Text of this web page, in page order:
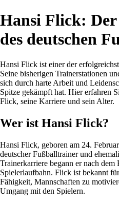
Hansi Flick:
des deutschen
Hansi Flick ist einer der
Seine bisherigen Trainerstationen
sich durch harte Arbeit und
Spitze gekämpft hat. Hier erfahren
Flick, seine Karriere und sein Alter.
Wer ist Hansi Flick?
Hansi Flick, geboren am 24.
deutscher Fußballtrainer und
Trainerkarriere begann er nach dem
Spielerlaufbahn. Flick ist bekannt
Fähigkeit, Mannschaften zu
Umgang mit den Spielern.